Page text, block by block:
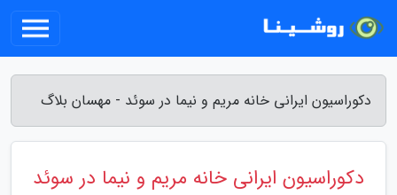
دکوراسیون ایرانی خانه مریم و نیما در سوئد - مهسان بلاگ
دکوراسیون ایرانی خانه مریم و نیما در سوئد